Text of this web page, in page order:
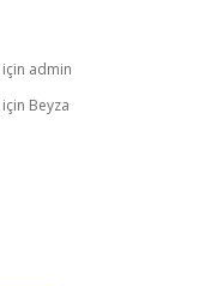
için admin
için Beyza